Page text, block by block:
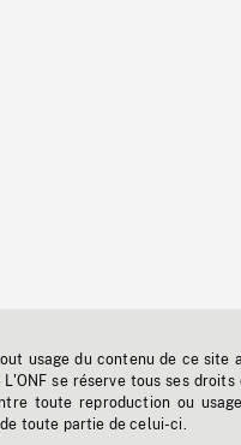
usage du contenu de ce
se réserve tous ses
toute reproduction ou
toute partie de celui-ci.